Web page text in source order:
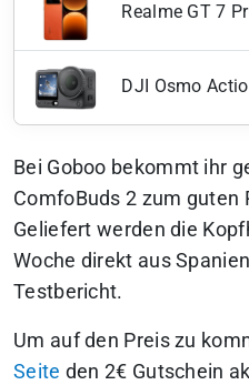
Realme GT 7
DJI Osmo
Bei Goboo bekommt ihr
ComfoBuds 2 zum guten
Geliefert werden die
Woche direkt aus
Testbericht.
Um auf den Preis zu
Seite den 2€ Gutschein